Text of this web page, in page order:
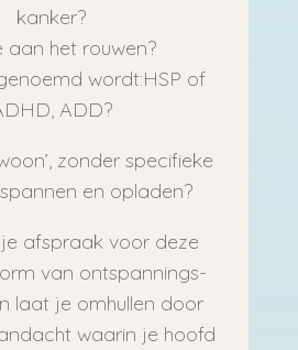
kanker?
aan het rouwen?
wordt:HSP of
ADD?
zonder specifieke
en opladen?
afspraak voor deze
van ontspannings-
laat je omhullen door
waarin je hoofd